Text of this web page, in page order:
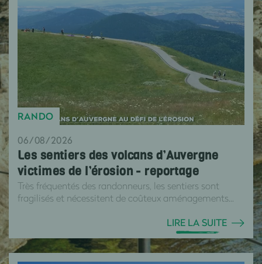
RANDO
06/08/2026
Les sentiers des volcans d’Auvergne
victimes de l’érosion - reportage
Très fréquentés des randonneurs, les sentiers sont
fragilisés et nécessitent de coûteux aménagements...
LIRE LA SUITE